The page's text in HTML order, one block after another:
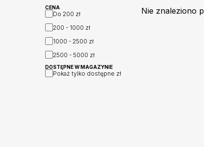
CENA
Do 200 zł
200 - 1000 zł
1000 - 2500 zł
2500 - 5000 zł
DOSTĘPNE W MAGAZYNIE
Pokaż tylko dostępne zł
Nie znaleziono